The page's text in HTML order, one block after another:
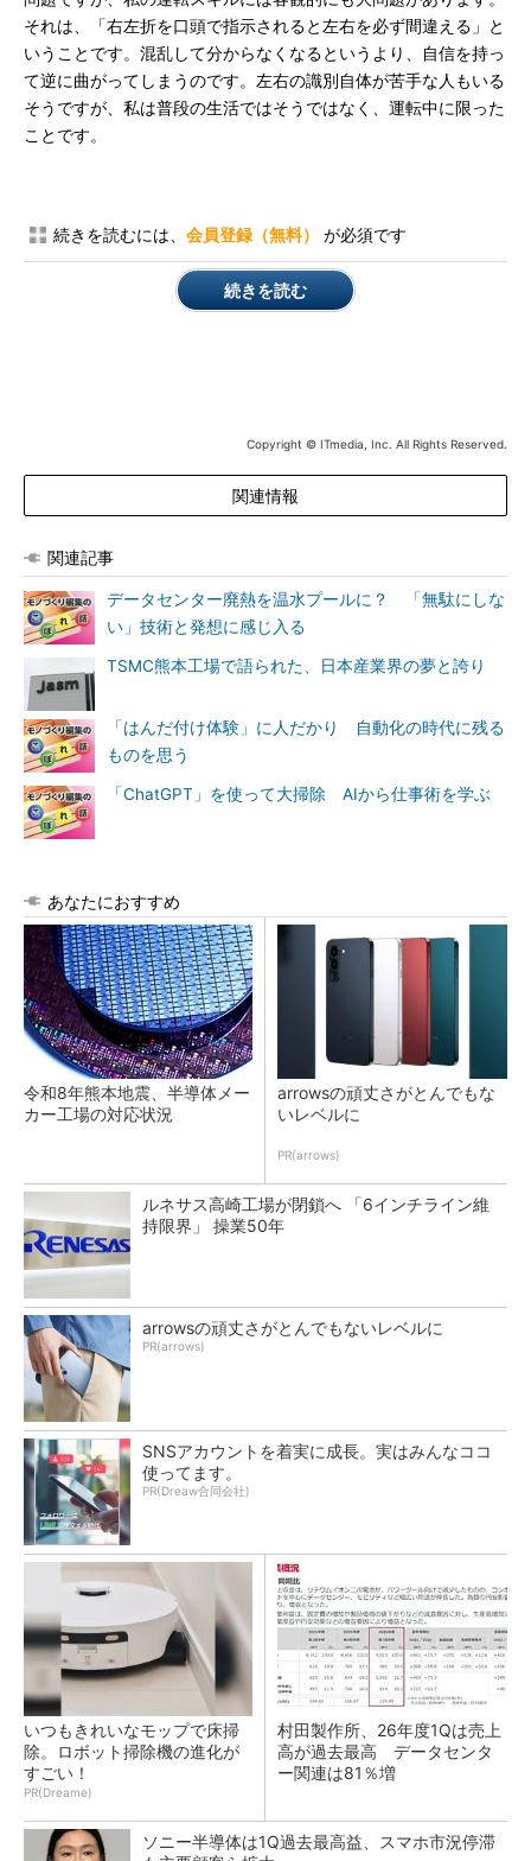
それは、「右左折を口頭で指示されると左右を必ず間違える」と
いうことです。混乱して分からなくなるというより、自信を持っ
て逆に曲がってしまうのです。左右の識別自体が苦手な人もいる
そうですが、私は普段の生活ではそうではなく、運転中に限った
ことです。
続きを読むには、 会員登録（無料） が必須です
続きを読む
Copyright © ITmedia, Inc. All Rights Reserved.
関連情報
関連記事
データセンター廃熱を温水プールに？ 「無駄にしな
い」技術と発想に感じ入る
TSMC熊本工場で語られた、日本産業界の夢と誇り
「はんだ付け体験」に人だかり 自動化の時代に残る
ものを思う
「ChatGPT」を使って大掃除 AIから仕事術を学ぶ
あなたにおすすめ
令和8年熊本地震、半導体メー
カー工場の対応状況
arrowsの頑丈さがとんでもな
いレベルに
PR(arrows)
ルネサス高崎工場が閉鎖へ 「6インチライン維
持限界」 操業50年
arrowsの頑丈さがとんでもないレベルに
PR(arrows)
SNSアカウントを着実に成長。実はみんなココ
使ってます。
PR(Dreaw合同会社)
いつもきれいなモップで床掃
除。ロボット掃除機の進化が
すごい！
PR(Dreame)
村田製作所、26年度1Qは売上
高が過去最高 データセンタ
ー関連は81％増
ソニー半導体は1Q過去最高益、スマホ市況停滞